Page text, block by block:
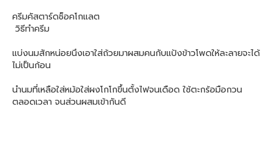
ครีมคัสตาร์ดช็อคโกแลต
วิธีทำครีม
แบ่งนมสักหน่อยนึงเอาใส่ถ้วยมาผสมคนกับแป้งข้าวโพดให้ละลายจะได้
ไม่เป็นก้อน
นำนมที่เหลือใส่หม้อใส่ผงโกโกขึ้นตั้งไฟจนเดือด ใช้ตะกร้อมือกวน
ตลอดเวลา จนส่วนผสมเข้ากันดี